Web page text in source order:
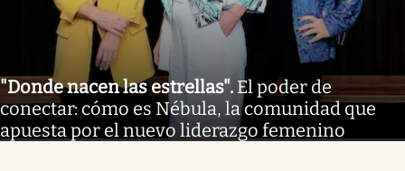
"Donde nacen las estrellas". El poder de
conectar: cómo es Nébula, la comunidad que
apuesta por el nuevo liderazgo femenino